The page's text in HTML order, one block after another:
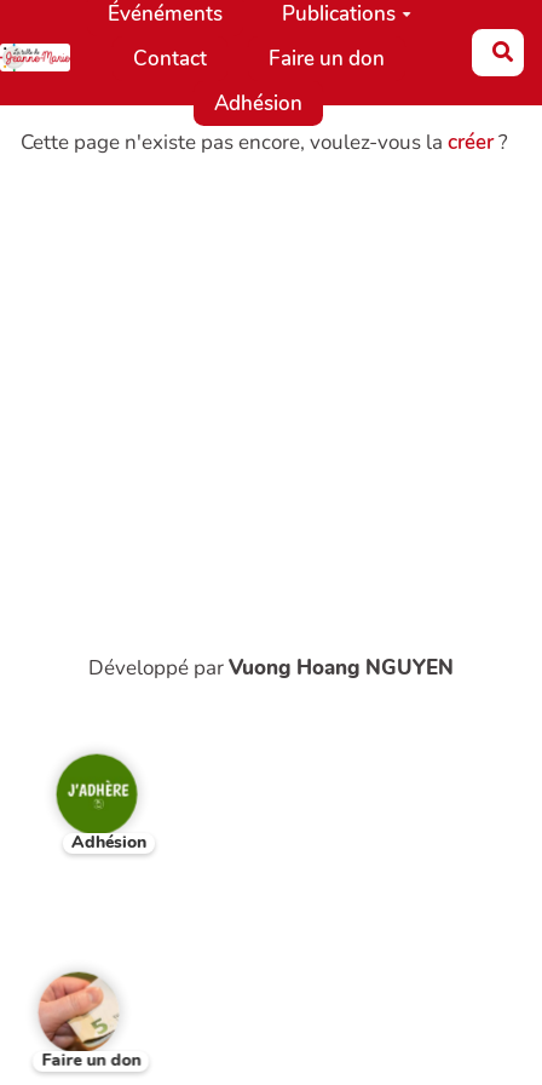
Aller au contenu principal
Événéments
Publications
Contact
Faire un don
Adhésion
Cette page n'existe pas encore, voulez-vous la créer?
Développé parVuong Hoang NGUYEN
Adhésion
Faire un don